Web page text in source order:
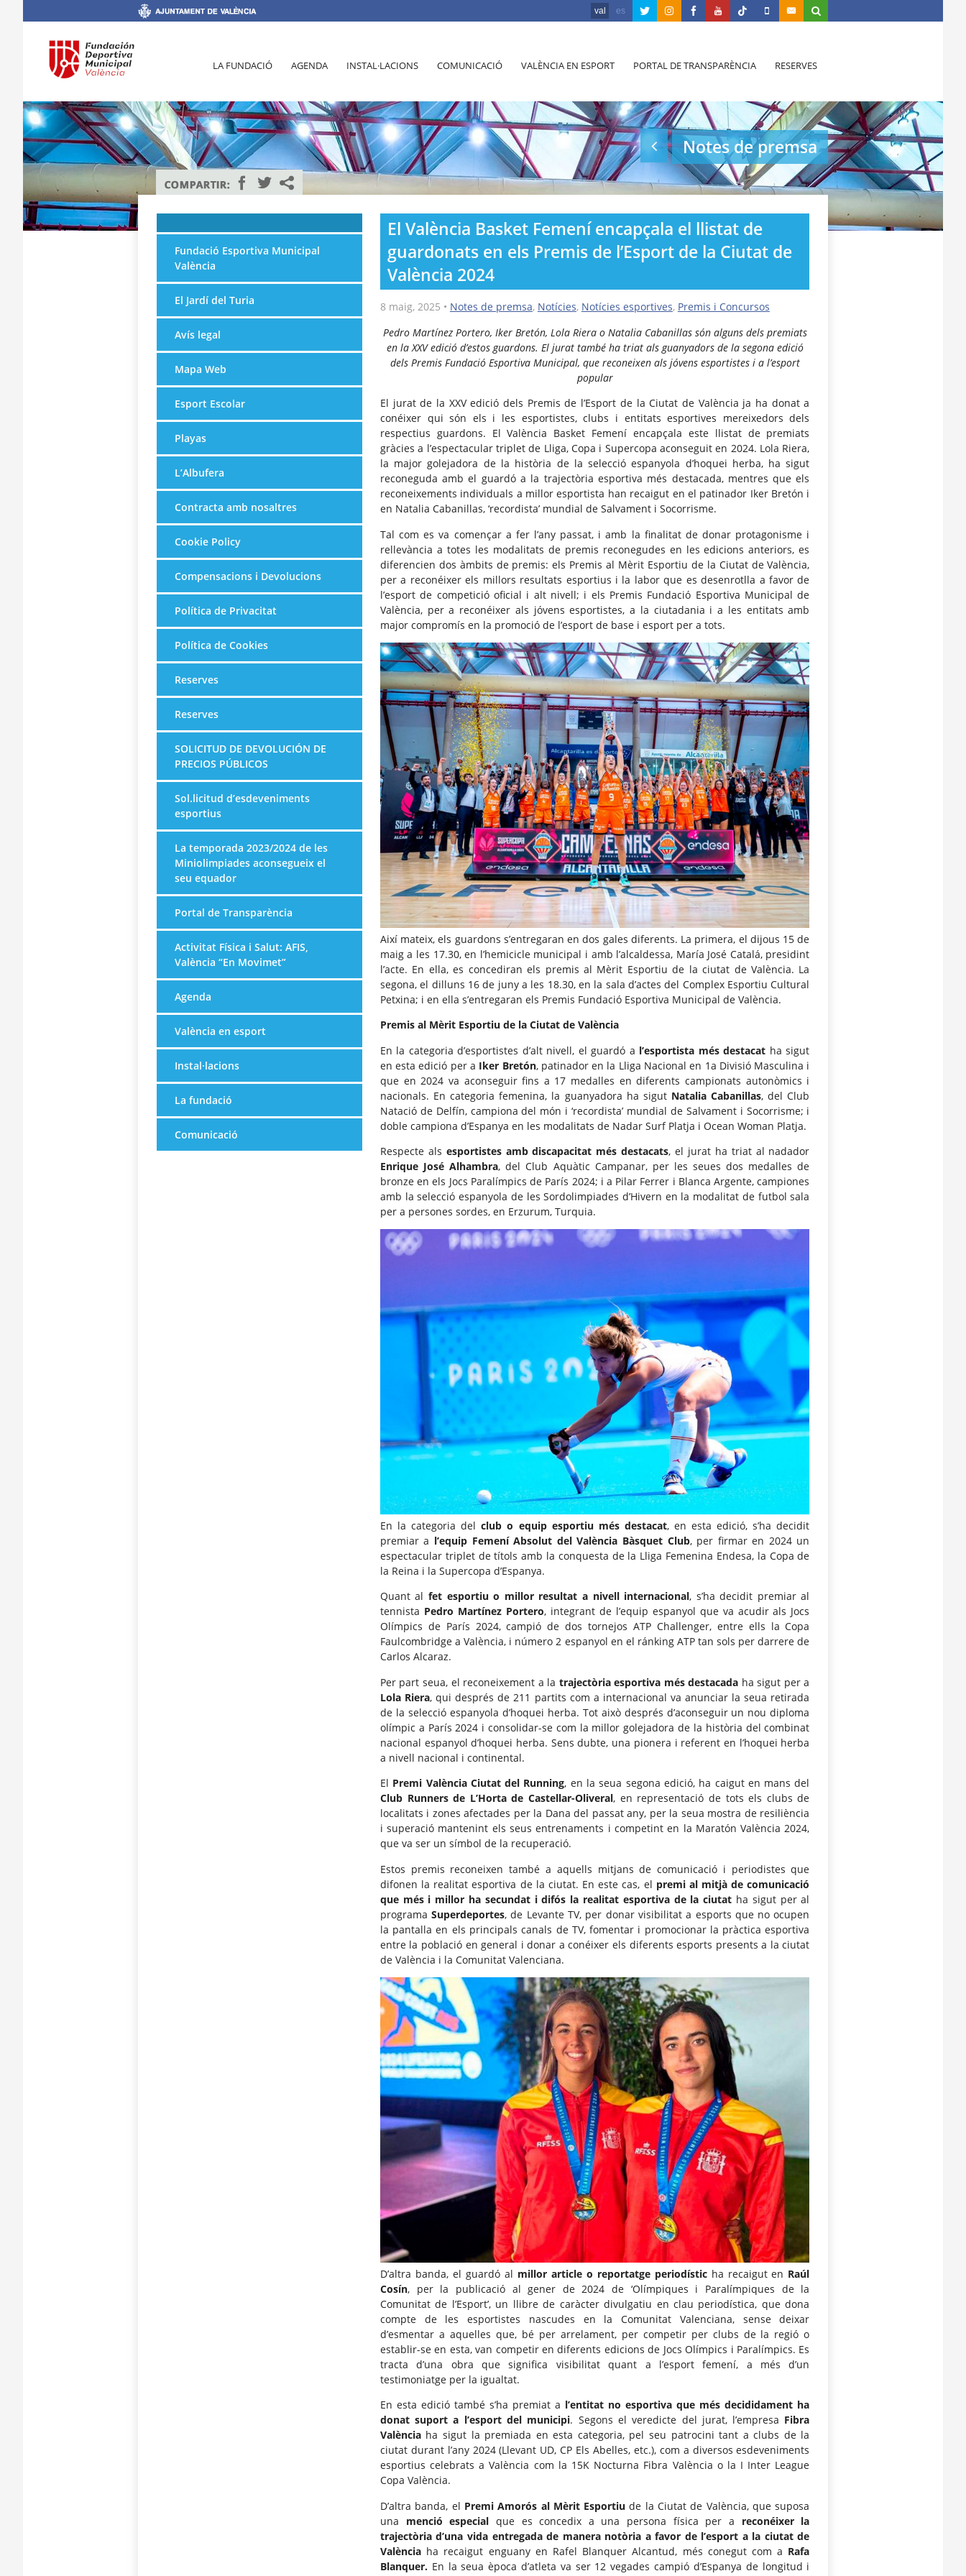
val es
LA FUNDACIÓ AGENDA INSTAL·LACIONS COMUNICACIÓ VALÈNCIA EN ESPORT PORTAL DE TRANSPARÈNCIA RESERVES
Notes de premsa
El València Basket Femení encapçala el llistat de
guardonats en els Premis de l’Esport de la Ciutat de
València 2024
8 maig, 2025 • Notes de premsa, Notícies, Notícies esportives, Premis i Concursos
Pedro Martínez Portero, Iker Bretón, Lola Riera o Natalia Cabanillas són alguns dels premiats
en la XXV edició d’estos guardons. El jurat també ha triat als guanyadors de la segona edició
dels Premis Fundació Esportiva Municipal, que reconeixen als jóvens esportistes i a l’esport
popular
El jurat de la XXV edició dels Premis de l’Esport de la Ciutat de València ja ha donat a
conéixer qui són els i les esportistes, clubs i entitats esportives mereixedors dels
respectius guardons. El València Basket Femení encapçala este llistat de premiats
gràcies a l’espectacular triplet de Lliga, Copa i Supercopa aconseguit en 2024. Lola Riera,
la major golejadora de la història de la selecció espanyola d’hoquei herba, ha sigut
reconeguda amb el guardó a la trajectòria esportiva més destacada, mentres que els
reconeixements individuals a millor esportista han recaigut en el patinador Iker Bretón i
en Natalia Cabanillas, ‘recordista’ mundial de Salvament i Socorrisme.
Tal com es va començar a fer l’any passat, i amb la finalitat de donar protagonisme i
rellevància a totes les modalitats de premis reconegudes en les edicions anteriors, es
diferencien dos àmbits de premis: els Premis al Mèrit Esportiu de la Ciutat de València,
per a reconéixer els millors resultats esportius i la labor que es desenrotlla a favor de
l’esport de competició oficial i alt nivell; i els Premis Fundació Esportiva Municipal de
València, per a reconéixer als jóvens esportistes, a la ciutadania i a les entitats amb
major compromís en la promoció de l’esport de base i esport per a tots.
Així mateix, els guardons s’entregaran en dos gales diferents. La primera, el dijous 15 de
maig a les 17.30, en l’hemicicle municipal i amb l’alcaldessa, María José Catalá, presidint
l’acte. En ella, es concediran els premis al Mèrit Esportiu de la ciutat de València. La
segona, el dilluns 16 de juny a les 18.30, en la sala d’actes del Complex Esportiu Cultural
Petxina; i en ella s’entregaran els Premis Fundació Esportiva Municipal de València.
Premis al Mèrit Esportiu de la Ciutat de València
En la categoria d’esportistes d’alt nivell, el guardó a l’esportista més destacat ha sigut
en esta edició per a Iker Bretón, patinador en la Lliga Nacional en 1a Divisió Masculina i
que en 2024 va aconseguir fins a 17 medalles en diferents campionats autonòmics i
nacionals. En categoria femenina, la guanyadora ha sigut Natalia Cabanillas, del Club
Natació de Delfín, campiona del món i ‘recordista’ mundial de Salvament i Socorrisme; i
doble campiona d’Espanya en les modalitats de Nadar Surf Platja i Ocean Woman Platja.
Respecte als esportistes amb discapacitat més destacats, el jurat ha triat al nadador
Enrique José Alhambra, del Club Aquàtic Campanar, per les seues dos medalles de
bronze en els Jocs Paralímpics de París 2024; i a Pilar Ferrer i Blanca Argente, campiones
amb la selecció espanyola de les Sordolimpiades d’Hivern en la modalitat de futbol sala
per a persones sordes, en Erzurum, Turquia.
En la categoria del club o equip esportiu més destacat, en esta edició, s’ha decidit
premiar a l’equip Femení Absolut del València Bàsquet Club, per firmar en 2024 un
espectacular triplet de títols amb la conquesta de la Lliga Femenina Endesa, la Copa de
la Reina i la Supercopa d’Espanya.
Quant alfet esportiu o millor resultat a nivell internacional, s’ha decidit premiar al
tennista Pedro Martínez Portero, integrant de l’equip espanyol que va acudir als Jocs
Olímpics de París 2024, campió de dos tornejos ATP Challenger, entre ells la Copa
Faulcombridge a València, i número 2 espanyol en el ránking ATP tan sols per darrere de
Carlos Alcaraz.
Per part seua, el reconeixement a la trajectòria esportiva més destacada ha sigut per a
Lola Riera, qui després de 211 partits com a internacional va anunciar la seua retirada
de la selecció espanyola d’hoquei herba. Tot això després d’aconseguir un nou diploma
olímpic a París 2024 i consolidar-se com la millor golejadora de la història del combinat
nacional espanyol d’hoquei herba. Sens dubte, una pionera i referent en l’hoquei herba
a nivell nacional i continental.
El Premi València Ciutat del Running, en la seua segona edició, ha caigut en mans del
Club Runners de L’Horta de Castellar-Oliveral, en representació de tots els clubs de
localitats i zones afectades per la Dana del passat any, per la seua mostra de resiliència
i superació mantenint els seus entrenaments i competint en la Maratón València 2024,
que va ser un símbol de la recuperació.
Estos premis reconeixen també a aquells mitjans de comunicació i periodistes que
difonen la realitat esportiva de la ciutat. En este cas, el premi al mitjà de comunicació
que més i millor ha secundat i difós la realitat esportiva de la ciutat ha sigut per al
programaSuperdeportes, de Levante TV, per donar visibilitat a esports que no ocupen
la pantalla en els principals canals de TV, fomentar i promocionar la pràctica esportiva
entre la població en general i donar a conéixer els diferents esports presents a la ciutat
de València i la Comunitat Valenciana.
D’altra banda, el guardó al millor article o reportatge periodísticha recaigut en Raúl
Cosín, per la publicació al gener de 2024 de ‘Olímpiques i Paralímpiques de la
Comunitat de l’Esport’, un llibre de caràcter divulgatiu en clau periodística, que dona
compte de les esportistes nascudes en la Comunitat Valenciana, sense deixar
d’esmentar a aquelles que, bé per arrelament, per competir per clubs de la regió o
establir-se en esta, van competir en diferents edicions de Jocs Olímpics i Paralímpics. Es
tracta d’una obra que significa visibilitat quant a l’esport femení, a més d’un
testimoniatge per la igualtat.
En esta edició també s’ha premiat a l’entitat no esportiva que més decididament ha
donat suport a l’esport del municipi. Segons el veredicte del jurat, l’empresa Fibra
Valènciaha sigut la premiada en esta categoria, pel seu patrocini tant a clubs de la
ciutat durant l’any 2024 (Llevant UD, CP Els Abelles, etc.), com a diversos esdeveniments
esportius celebrats a València com la 15K Nocturna Fibra València o la I Inter League
Copa València.
D’altra banda, el Premi Amorós al Mèrit Esportiu de la Ciutat de València, que suposa
una menció especial que es concedix a una persona física per a reconéixer la
trajectòria d’una vida entregada de manera notòria a favor de l’esport a la ciutat de
Valènciaha recaigut enguany en Rafel Blanquer Alcantud, més conegut com a Rafa
Blanquer.En la seua època d’atleta va ser 12 vegades campió d’Espanya de longitud i
Fundació Esportiva Municipal
València
El Jardí del Turia
Avís legal
Mapa Web
Esport Escolar
Playas
L’Albufera
Contracta amb nosaltres
Cookie Policy
Compensacions i Devolucions
Política de Privacitat
Política de Cookies
Reserves
Reserves
SOLICITUD DE DEVOLUCIÓN DE
PRECIOS PÚBLICOS
Sol.licitud d’esdeveniments
esportius
La temporada 2023/2024 de les
Miniolimpiades aconsegueix el
seu equador
Portal de Transparència
Activitat Física i Salut: AFIS,
València “En Movimet”
Agenda
València en esport
Instal·lacions
La fundació
Comunicació